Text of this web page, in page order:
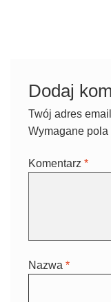
Dodaj
Twój adres
Wymagane
Komentarz *
Nazwa *